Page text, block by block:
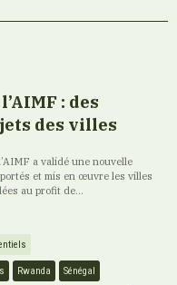
: des
des villes
a validé une nouvelle
et mis en œuvre les villes
au profit de...
Rwanda Sénégal